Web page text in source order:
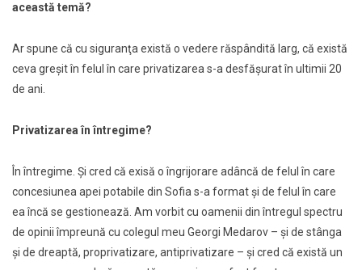
această temă?
Ar spune că cu siguranţa există o vedere răspândită larg, că există
ceva greşit în felul în care privatizarea s-a desfăşurat în ultimii 20
de ani.
Privatizarea în întregime?
În întregime. Şi cred că exisă o îngrijorare adâncă de felul în care
concesiunea apei potabile din Sofia s-a format şi de felul în care
ea încă se gestionează. Am vorbit cu oamenii din întregul spectru
de opinii împreună cu colegul meu Georgi Medarov – şi de stânga
şi de dreaptă, proprivatizare, antiprivatizare – şi cred că există un